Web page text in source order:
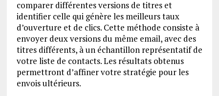
comparer différentes versions de titres et
identifier celle qui génère les meilleurs taux
d’ouverture et de clics. Cette méthode consiste à
envoyer deux versions du même email, avec des
titres différents, à un échantillon représentatif de
votre liste de contacts. Les résultats obtenus
permettront d’affiner votre stratégie pour les
envois ultérieurs.